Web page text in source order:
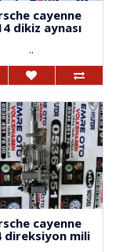
cayenne
dikiz aynası
..
cayenne
direksiyon mili